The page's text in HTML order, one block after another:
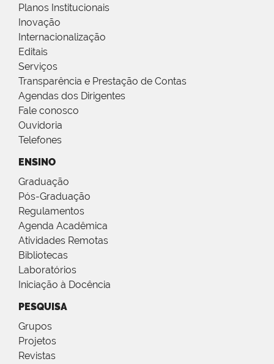
Planos Institucionais
Inovação
Internacionalização
Editais
Serviços
Transparência e Prestação de Contas
Agendas dos Dirigentes
Fale conosco
Ouvidoria
Telefones
ENSINO
Graduação
Pós-Graduação
Regulamentos
Agenda Acadêmica
Atividades Remotas
Bibliotecas
Laboratórios
Iniciação à Docência
PESQUISA
Grupos
Projetos
Revistas